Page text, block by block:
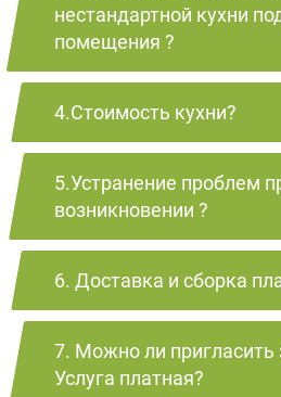
нестандартной кухни
помещения ?
4.Стоимость кухни?
5.Устранение проблем
возникновении ?
6. Доставка и сборка
7. Можно ли
Услуга платная?